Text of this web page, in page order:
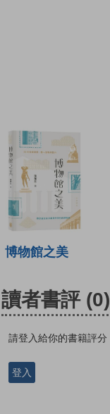
博物館之美
讀者書評 (0)
請登入給你的書籍評分
登入